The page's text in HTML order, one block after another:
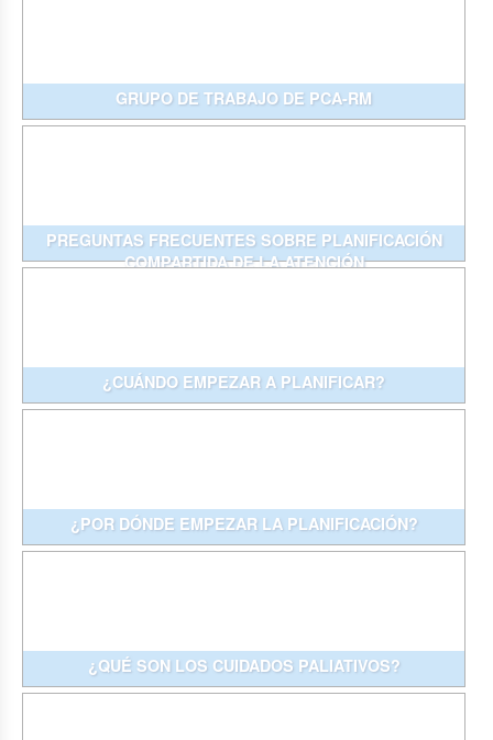
GRUPO DE TRABAJO DE PCA-RM
PREGUNTAS FRECUENTES SOBRE PLANIFICACIÓN
COMPARTIDA DE LA ATENCIÓN
¿CUÁNDO EMPEZAR A PLANIFICAR?
¿POR DÓNDE EMPEZAR LA PLANIFICACIÓN?
¿QUÉ SON LOS CUIDADOS PALIATIVOS?